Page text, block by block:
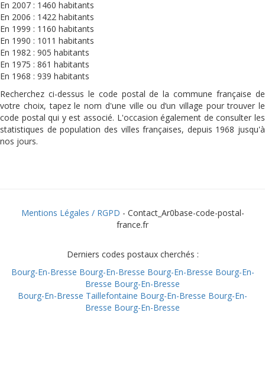
En 2007 : 1460 habitants
En 2006 : 1422 habitants
En 1999 : 1160 habitants
En 1990 : 1011 habitants
En 1982 : 905 habitants
En 1975 : 861 habitants
En 1968 : 939 habitants
Recherchez ci-dessus le code postal de la commune française de
votre choix, tapez le nom d'une ville ou d’un village pour trouver le
code postal qui y est associé. L'occasion également de consulter les
statistiques de population des villes françaises, depuis 1968 jusqu'à
nos jours.
Mentions Légales / RGPD - Contact_Ar0base-code-postal-
france.fr
Derniers codes postaux cherchés :
Bourg-En-Bresse Bourg-En-Bresse Bourg-En-Bresse Bourg-En-
Bresse Bourg-En-Bresse
Bourg-En-Bresse Taillefontaine Bourg-En-Bresse Bourg-En-
Bresse Bourg-En-Bresse